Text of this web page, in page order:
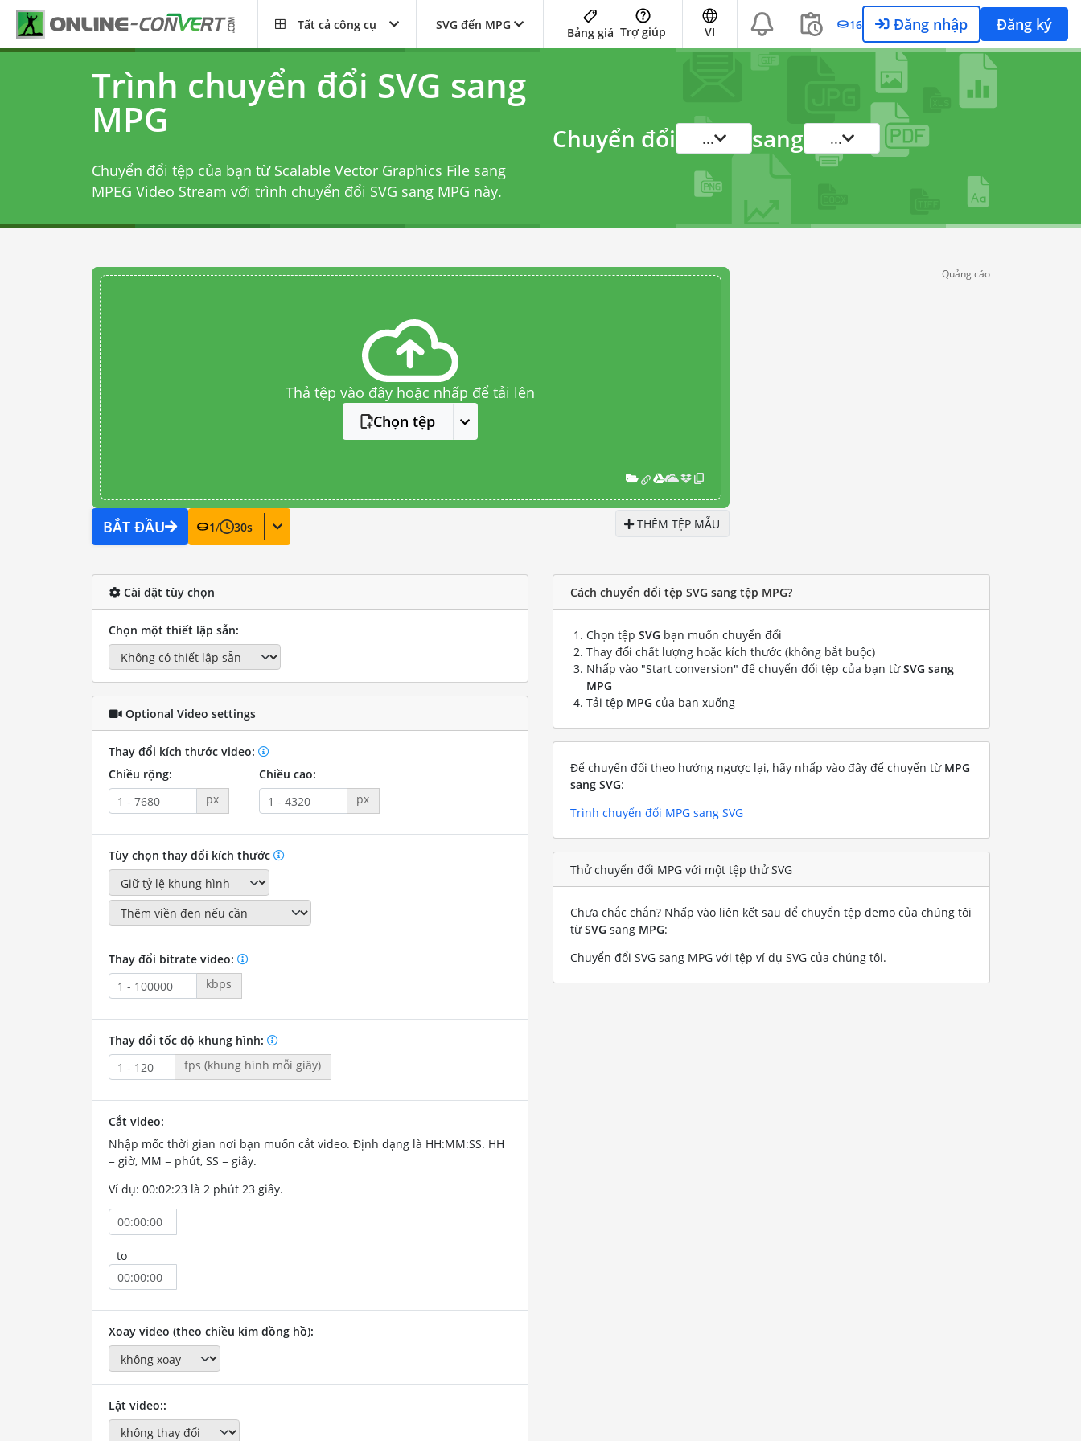
Tất cả công cụ SVG đến MPG
Bảng giá Trợ giúp VI 16 Đăng nhập Đăng ký
Trình chuyển đổi SVG sang
MPG
Chuyển đổi tệp của bạn từ Scalable Vector Graphics File sang
MPEG Video Stream với trình chuyển đổi SVG sang MPG này.
Chuyển đổi ... sang ...
Thả tệp vào đây hoặc nhấp để tải lên
Chọn tệp
BẮT ĐẦU 1/ 30s THÊM TỆP MẪU
Quảng cáo
Cài đặt tùy chọn
Chọn một thiết lập sẵn:
Optional Video settings
Thay đổi kích thước video:
Chiều rộng:
px
Chiều cao:
px
Tùy chọn thay đổi kích thước
Thay đổi bitrate video:
kbps
Thay đổi tốc độ khung hình:
fps (khung hình mỗi giây)
Cắt video:
Nhập mốc thời gian nơi bạn muốn cắt video. Định dạng là HH:MM:SS. HH
= giờ, MM = phút, SS = giây.
Ví dụ: 00:02:23 là 2 phút 23 giây.
to
Xoay video (theo chiều kim đồng hồ):
Lật video::
Cách chuyển đổi tệp SVG sang tệp MPG?
Chọn tệp SVG bạn muốn chuyển đổi
Thay đổi chất lượng hoặc kích thước (không bắt buộc)
Nhấp vào "Start conversion" để chuyển đổi tệp của bạn từSVG sang
MPG
Tải tệp MPG của bạn xuống
Để chuyển đổi theo hướng ngược lại, hãy nhấp vào đây để chuyển từ MPG
sang SVG:
Trình chuyển đổi MPG sang SVG
Thử chuyển đổi MPG với một tệp thử SVG
Chưa chắc chắn? Nhấp vào liên kết sau để chuyển tệp demo của chúng tôi
từSVG sang MPG:
Chuyển đổi SVG sang MPG với tệp ví dụ SVG của chúng tôi.